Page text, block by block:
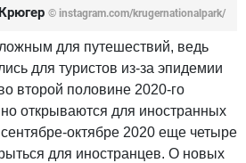
© instagram.com/krugernationalpark/
для путешествий, ведь
для туристов из-за эпидемии
второй половине 2020-го
открываются для иностранных
октябре 2020 еще четыре
для иностранцев. О новых